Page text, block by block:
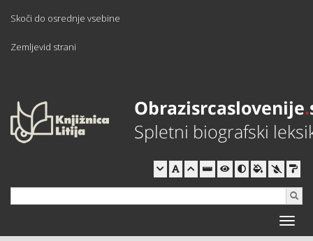
Skoči do osrednje vsebine
Zemljevid strani
Toggle